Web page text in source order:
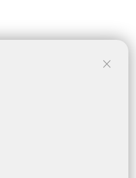
brevetto, la cui
a termine in
di totale auto-
al fine
in ordine di tempo